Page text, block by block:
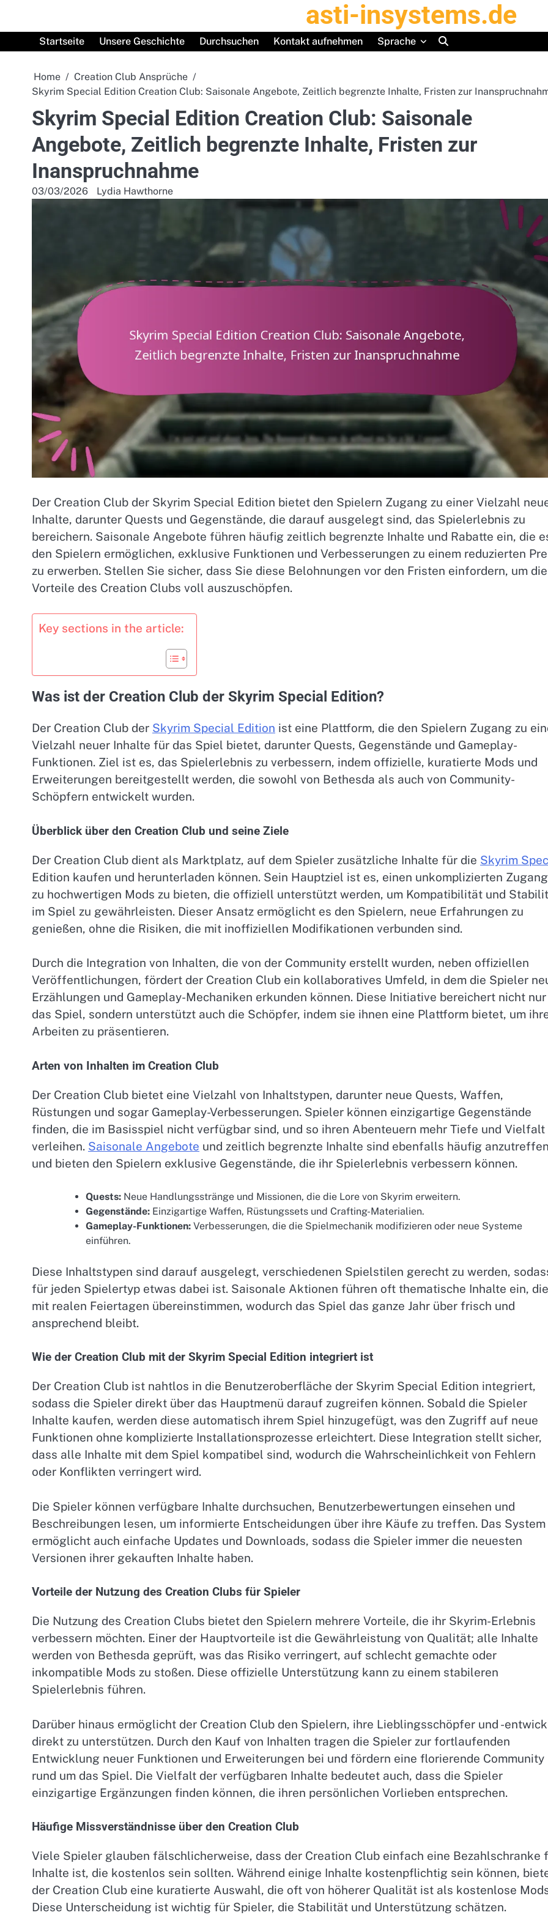
content
asti-insystems.de
Startseite Unsere Geschichte Durchsuchen Kontakt aufnehmen Sprache
Home
Creation Club Ansprüche
Skyrim Special Edition Creation Club: Saisonale Angebote, Zeitlich begrenzte Inhalte, Fristen zur
Skyrim Special Edition Creation Club: Saisonale
Angebote, Zeitlich begrenzte Inhalte, Fristen zur
Inanspruchnahme
03/03/2026 Lydia Hawthorne
Der Creation Club der Skyrim Special Edition bietet den Spielern Zugang zu einer Vielzahl
Inhalte, darunter Quests und Gegenstände, die darauf ausgelegt sind, das Spielerlebnis zu
bereichern. Saisonale Angebote führen häufig zeitlich begrenzte Inhalte und Rabatte ein, die
den Spielern ermöglichen, exklusive Funktionen und Verbesserungen zu einem reduzierten
zu erwerben. Stellen Sie sicher, dass Sie diese Belohnungen vor den Fristen einfordern, um die
Vorteile des Creation Clubs voll auszuschöpfen.
Key sections in the article:
Was ist der Creation Club der Skyrim Special Edition?
Der Creation Club der Skyrim Special Edition ist eine Plattform, die den Spielern Zugang zu
Vielzahl neuer Inhalte für das Spiel bietet, darunter Quests, Gegenstände und Gameplay-
Funktionen. Ziel ist es, das Spielerlebnis zu verbessern, indem offizielle, kuratierte Mods und
Erweiterungen bereitgestellt werden, die sowohl von Bethesda als auch von Community-
Schöpfern entwickelt wurden.
Überblick über den Creation Club und seine Ziele
Der Creation Club dient als Marktplatz, auf dem Spieler zusätzliche Inhalte für die Skyrim
Edition kaufen und herunterladen können. Sein Hauptziel ist es, einen unkomplizierten Zugang
zu hochwertigen Mods zu bieten, die offiziell unterstützt werden, um Kompatibilität und
im Spiel zu gewährleisten. Dieser Ansatz ermöglicht es den Spielern, neue Erfahrungen zu
genießen, ohne die Risiken, die mit inoffiziellen Modifikationen verbunden sind.
Durch die Integration von Inhalten, die von der Community erstellt wurden, neben offiziellen
Veröffentlichungen, fördert der Creation Club ein kollaboratives Umfeld, in dem die Spieler
Erzählungen und Gameplay-Mechaniken erkunden können. Diese Initiative bereichert nicht nur
das Spiel, sondern unterstützt auch die Schöpfer, indem sie ihnen eine Plattform bietet, um
Arbeiten zu präsentieren.
Arten von Inhalten im Creation Club
Der Creation Club bietet eine Vielzahl von Inhaltstypen, darunter neue Quests, Waffen,
Rüstungen und sogar Gameplay-Verbesserungen. Spieler können einzigartige Gegenstände
finden, die im Basisspiel nicht verfügbar sind, und so ihren Abenteuern mehr Tiefe und Vielfalt
verleihen. Saisonale Angebote und zeitlich begrenzte Inhalte sind ebenfalls häufig anzutreffen
und bieten den Spielern exklusive Gegenstände, die ihr Spielerlebnis verbessern können.
Quests: Neue Handlungsstränge und Missionen, die die Lore von Skyrim erweitern.
Gegenstände: Einzigartige Waffen, Rüstungssets und Crafting-Materialien.
Gameplay-Funktionen: Verbesserungen, die die Spielmechanik modifizieren oder neue Systeme
einführen.
Diese Inhaltstypen sind darauf ausgelegt, verschiedenen Spielstilen gerecht zu werden,
für jeden Spielertyp etwas dabei ist. Saisonale Aktionen führen oft thematische Inhalte ein, die
mit realen Feiertagen übereinstimmen, wodurch das Spiel das ganze Jahr über frisch und
ansprechend bleibt.
Wie der Creation Club mit der Skyrim Special Edition integriert ist
Der Creation Club ist nahtlos in die Benutzeroberfläche der Skyrim Special Edition integriert,
sodass die Spieler direkt über das Hauptmenü darauf zugreifen können. Sobald die Spieler
Inhalte kaufen, werden diese automatisch ihrem Spiel hinzugefügt, was den Zugriff auf neue
Funktionen ohne komplizierte Installationsprozesse erleichtert. Diese Integration stellt sicher,
dass alle Inhalte mit dem Spiel kompatibel sind, wodurch die Wahrscheinlichkeit von Fehlern
oder Konflikten verringert wird.
Die Spieler können verfügbare Inhalte durchsuchen, Benutzerbewertungen einsehen und
Beschreibungen lesen, um informierte Entscheidungen über ihre Käufe zu treffen. Das System
ermöglicht auch einfache Updates und Downloads, sodass die Spieler immer die neuesten
Versionen ihrer gekauften Inhalte haben.
Vorteile der Nutzung des Creation Clubs für Spieler
Die Nutzung des Creation Clubs bietet den Spielern mehrere Vorteile, die ihr Skyrim-Erlebnis
verbessern möchten. Einer der Hauptvorteile ist die Gewährleistung von Qualität; alle Inhalte
werden von Bethesda geprüft, was das Risiko verringert, auf schlecht gemachte oder
inkompatible Mods zu stoßen. Diese offizielle Unterstützung kann zu einem stabileren
Spielerlebnis führen.
Darüber hinaus ermöglicht der Creation Club den Spielern, ihre Lieblingsschöpfer und -
direkt zu unterstützen. Durch den Kauf von Inhalten tragen die Spieler zur fortlaufenden
Entwicklung neuer Funktionen und Erweiterungen bei und fördern eine florierende Community
rund um das Spiel. Die Vielfalt der verfügbaren Inhalte bedeutet auch, dass die Spieler
einzigartige Ergänzungen finden können, die ihren persönlichen Vorlieben entsprechen.
Häufige Missverständnisse über den Creation Club
Viele Spieler glauben fälschlicherweise, dass der Creation Club einfach eine Bezahlschranke
Inhalte ist, die kostenlos sein sollten. Während einige Inhalte kostenpflichtig sein können,
der Creation Club eine kuratierte Auswahl, die oft von höherer Qualität ist als kostenlose
Diese Unterscheidung ist wichtig für Spieler, die Stabilität und Unterstützung schätzen.